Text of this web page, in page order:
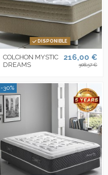
DISPONIBLE
COLCHON MYSTIC
DREAMS
216,00 €
308,57 €
-30%